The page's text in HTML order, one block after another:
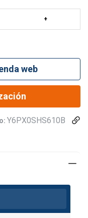
web
Y6PX0SHS610B